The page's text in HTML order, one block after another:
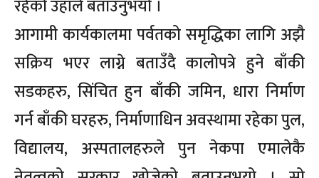
रहेको उहाँले बताउनुभयो ।
आगामी कार्यकालमा पर्वतको समृद्धिका लागि अझै
सक्रिय भएर लाग्ने बताउँदै कालोपत्रे हुने बाँकी
सडकहरु, सिंचित हुन बाँकी जमिन, धारा निर्माण
गर्न बाँकी घरहरु, निर्माणाधिन अवस्थामा रहेका पुल,
विद्यालय, अस्पतालहरुले पुन नेकपा एमालेकै